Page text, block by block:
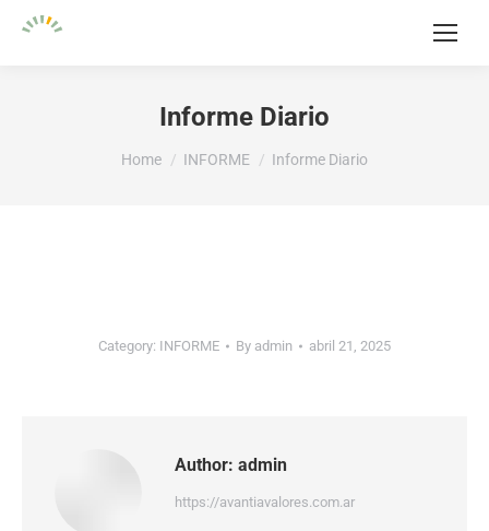
Informe Diario
You are here:
Home INFORME Informe Diario
Category: INFORME By admin abril 21, 2025
Author: admin
https://avantiavalores.com.ar